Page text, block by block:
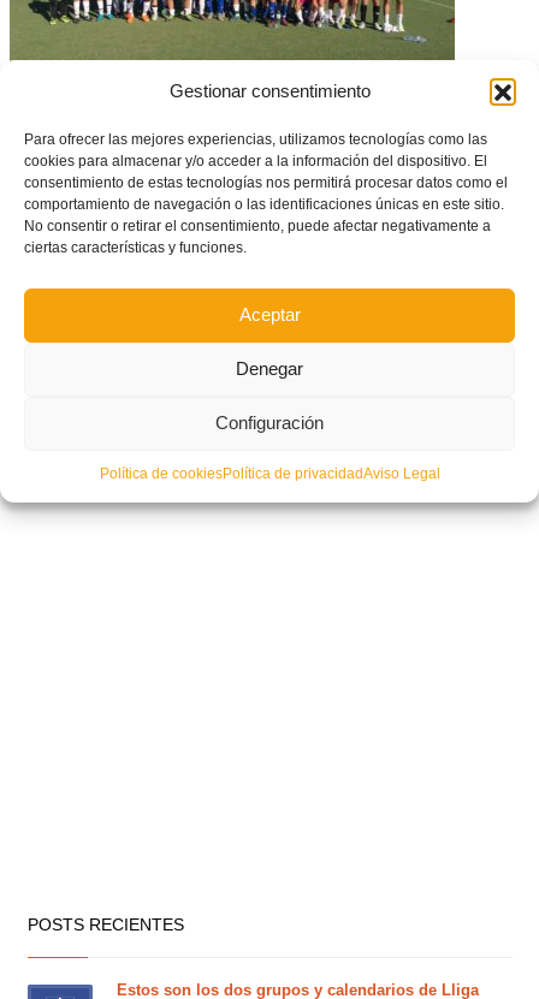
Gestionar consentimiento
Para ofrecer las mejores experiencias, utilizamos tecnologías como las
cookies para almacenar y/o acceder a la información del dispositivo. El
consentimiento de estas tecnologías nos permitirá procesar datos como el
comportamiento de navegación o las identificaciones únicas en este sitio.
No consentir o retirar el consentimiento, puede afectar negativamente a
ciertas características y funciones.
Aceptar
Denegar
Configuración
Política de cookiesPolítica de privacidadAviso Legal
Utiel acoge el miércoles el amistoso de la Selección Sub-14 contra
Castilla-La Mancha
POSTS RECIENTES
Estos son los dos grupos y calendarios de Lliga